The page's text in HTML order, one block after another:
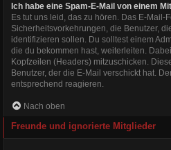
Ich habe eine Spam-E-Mail von einem
Es tut uns leid, das zu hören. Das E-Mail-
Sicherheitsvorkehrungen, die Benutzer,
identifizieren sollen. Du solltest einem
die du bekommen hast, weiterleiten.
Kopfzeilen (Headers) mitzuschicken.
Benutzer, der die E-Mail verschickt hat.
entsprechend reagieren.
Nach oben
Freunde und ignorierte Mitglieder